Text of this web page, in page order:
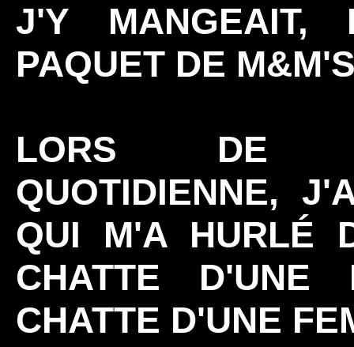
J'Y MANGEAIT,
PAQUET DE
LORS DE
QUOTIDIENNE,
QUI M'A HURLÉ
CHATTE
CHATTE D'UNE